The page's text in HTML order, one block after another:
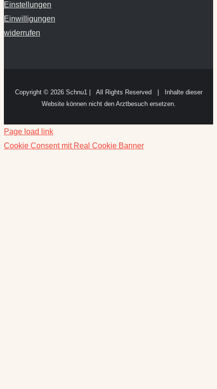
Einstellungen
Einwilligungen
widerrufen
Copyright © 2026 Schnu1 | All Rights Reserved | Inhalte dieser
Website können nicht den Arztbesuch ersetzen.
Page load link
Cookie Consent mit Real Cookie Banner